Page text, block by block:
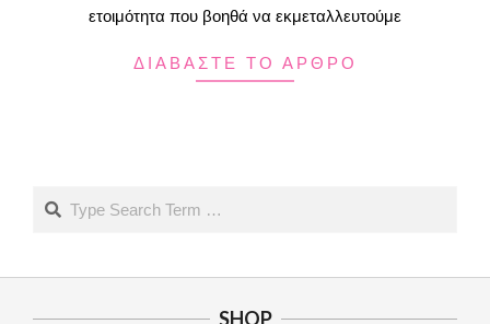
ετοιμότητα που βοηθά να εκμεταλλευτούμε
ΔΙΑΒΑΣΤΕ ΤΟ ΑΡΘΡΟ
Search
SHOP